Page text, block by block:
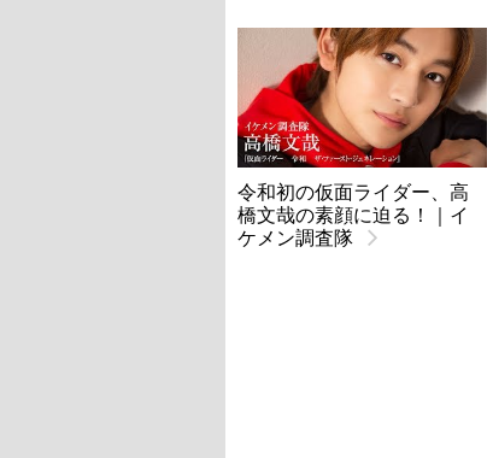
令和初の仮面ライダー、高
橋文哉の素顔に迫る！｜イ
ケメン調査隊